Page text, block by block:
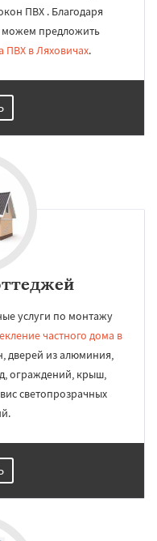
ПВХ . Благодаря
предложить
ПВХ в Ляховичах.
услуги по монтажу
частного дома в
дверей из алюминия,
ограждений, крыш,
светопрозрачных